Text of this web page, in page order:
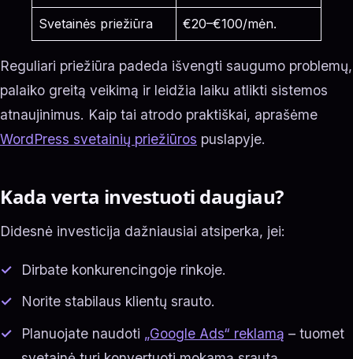
Svetainės priežiūra €20–€100/mėn.
Reguliari priežiūra padeda išvengti saugumo problemų,
palaiko greitą veikimą ir leidžia laiku atlikti sistemos
atnaujinimus. Kaip tai atrodo praktiškai, aprašėme
WordPress svetainių priežiūros puslapyje.
Kada verta investuoti daugiau?
Didesnė investicija dažniausiai atsiperka, jei:
Dirbate konkurencingoje rinkoje.
Norite stabilaus klientų srauto.
Planuojate naudoti „Google Ads“ reklamą – tuomet